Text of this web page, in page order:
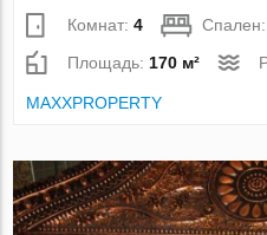
Комнат:4
Площадь:170 м²
MAXXPROPERTY